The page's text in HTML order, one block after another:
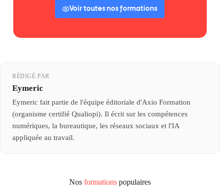
Voir toutes nos formations
RÉDIGÉ PAR
Eymeric
Eymeric fait partie de l'équipe éditoriale d'Axio Formation
(organisme certifié Qualiopi). Il écrit sur les compétences
numériques, la bureautique, les réseaux sociaux et l'IA
appliquée au travail.
Nos formationspopulaires